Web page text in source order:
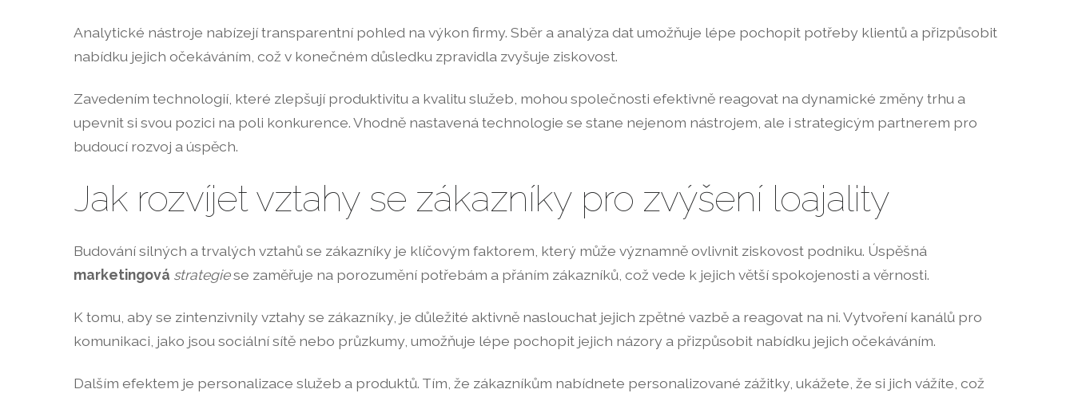
Analytické nástroje nabízejí transparentní pohled na výkon firmy. Sběr a analýza dat umožňuje lépe pochopit potřeby klientů a přizpůsobit
nabídku jejich očekáváním, což v konečném důsledku zpravidla zvyšuje ziskovost.
Zavedením technologií, které zlepšují produktivitu a kvalitu služeb, mohou společnosti efektivně reagovat na dynamické změny trhu a
upevnit si svou pozici na poli konkurence. Vhodně nastavená technologie se stane nejenom nástrojem, ale i strategicým partnerem pro
budoucí rozvoj a úspěch.
Jak rozvíjet vztahy se zákazníky pro zvýšení loajality
Budování silných a trvalých vztahů se zákazníky je klíčovým faktorem, který může významně ovlivnit ziskovost podniku. Úspěšná
marketingová strategiese zaměřuje na porozumění potřebám a přáním zákazníků, což vede k jejich větší spokojenosti a věrnosti.
K tomu, aby se zintenzivnily vztahy se zákazníky, je důležité aktivně naslouchat jejich zpětné vazbě a reagovat na ni. Vytvoření kanálů pro
komunikaci, jako jsou sociální sítě nebo průzkumy, umožňuje lépe pochopit jejich názory a přizpůsobit nabídku jejich očekáváním.
Dalším efektem je personalizace služeb a produktů. Tím, že zákazníkům nabídnete personalizované zážitky, ukážete, že si jich vážíte, což